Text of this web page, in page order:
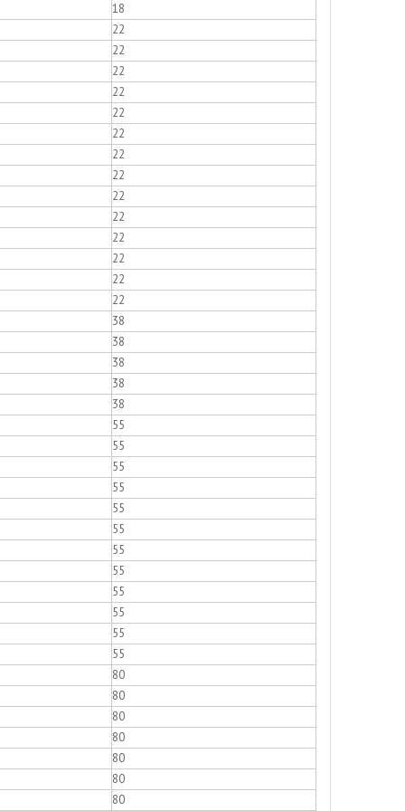
18
22
22
22
22
22
22
22
22
22
22
22
22
22
22
38
38
38
38
38
55
55
55
55
55
55
55
55
55
55
55
55
80
80
80
80
80
80
80